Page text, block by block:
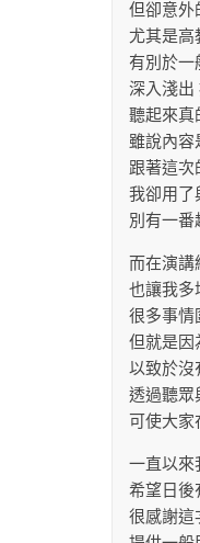
但卻意外
尤其是高
有別於一
深入淺出
聽起來真
雖說內容
跟著這次
我卻用了
別有一番
而在演講
也讓我多
很多事情
但就是因
以致於沒
透過聽眾
可使大家
一直以來
希望日後
很感謝這